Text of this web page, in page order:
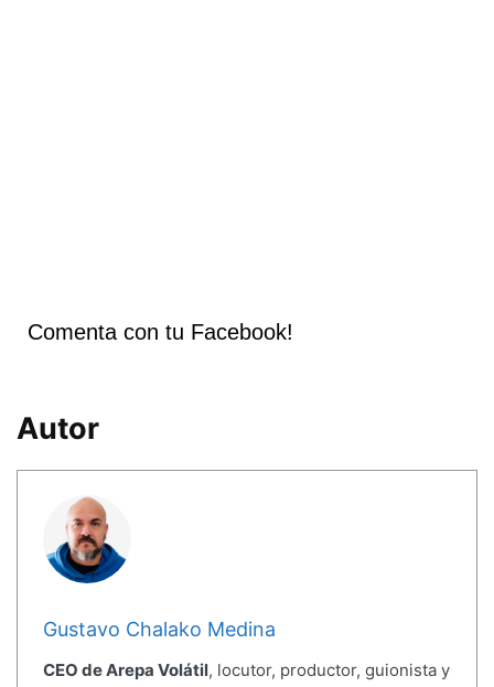
Comenta con tu Facebook!
Autor
Gustavo Chalako Medina
CEO de Arepa Volátil, locutor, productor, guionista y